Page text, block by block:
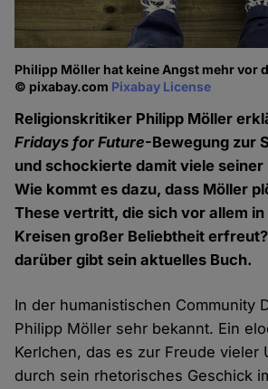
Philipp Möller hat keine Angst mehr vor
© pixabay.com Pixabay License
Religionskritiker Philipp Möller
Fridays for Future-Bewegung zur
und schockierte damit viele seiner
Wie kommt es dazu, dass Möller
These vertritt, die sich vor allem
Kreisen großer Beliebtheit
darüber gibt sein aktuelles Buch.
In der humanistischen Community
Philipp Möller sehr bekannt. Ein
Kerlchen, das es zur Freude vieler
durch sein rhetorisches Geschick